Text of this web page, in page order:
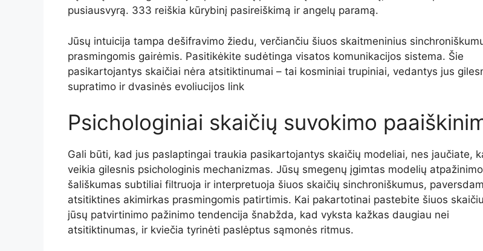
pusiausvyrą. 333 reiškia kūrybinį pasireiškimą ir angelų paramą.
Jūsų intuicija tampa dešifravimo žiedu, verčiančiu šiuos skaitmeninius
prasmingomis gairėmis. Pasitikėkite sudėtinga visatos komunikacijos sistema. Šie
pasikartojantys skaičiai nėra atsitiktinumai – tai kosminiai trupiniai, vedantys jus
supratimo ir dvasinės evoliucijos link
Psichologiniai skaičių suvokimo
Gali būti, kad jus paslaptingai traukia pasikartojantys skaičių modeliai, nes jaučiate,
veikia gilesnis psichologinis mechanizmas. Jūsų smegenų įgimtas modelių atpažinimo
šališkumas subtiliai filtruoja ir interpretuoja šiuos skaičių sinchroniškumus,
atsitiktines akimirkas prasmingomis patirtimis. Kai pakartotinai pastebite šiuos
jūsų patvirtinimo pažinimo tendencija šnabžda, kad vyksta kažkas daugiau nei
atsitiktinumas, ir kviečia tyrinėti paslėptus sąmonės ritmus.